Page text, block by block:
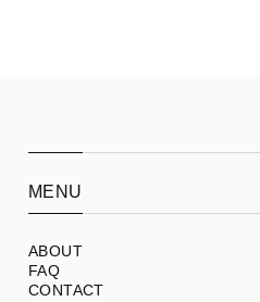
MENU
ABOUT
FAQ
CONTACT